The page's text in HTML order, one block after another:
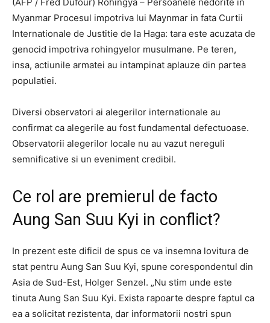
Myanmar Procesul impotriva lui Maynmar in fata Curtii
Internationale de Justitie de la Haga: tara este acuzata de
genocid impotriva rohingyelor musulmane. Pe teren,
insa, actiunile armatei au intampinat aplauze din partea
populatiei.
Diversi observatori ai alegerilor internationale au
confirmat ca alegerile au fost fundamental defectuoase.
Observatorii alegerilor locale nu au vazut nereguli
semnificative si un eveniment credibil.
Ce rol are premierul de facto
Aung San Suu Kyi in conflict?
In prezent este dificil de spus ce va insemna lovitura de
stat pentru Aung San Suu Kyi, spune corespondentul din
Asia de Sud-Est, Holger Senzel. „Nu stim unde este
tinuta Aung San Suu Kyi. Exista rapoarte despre faptul ca
ea a solicitat rezistenta, dar informatorii nostri spun